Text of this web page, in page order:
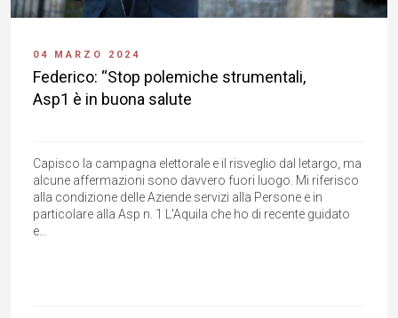
04 MARZO 2024
Federico: “Stop polemiche strumentali,
Asp1 è in buona salute
Capisco la campagna elettorale e il risveglio dal letargo, ma
alcune affermazioni sono davvero fuori luogo. Mi riferisco
alla condizione delle Aziende servizi alla Persone e in
particolare alla Asp n. 1 L'Aquila che ho di recente guidato
e...